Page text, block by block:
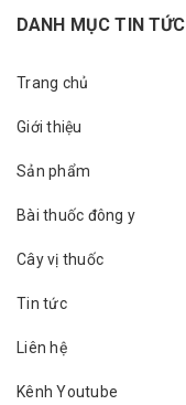
DANH MỤC TIN TỨC
Trang chủ
Giới thiệu
Sản phẩm
Bài thuốc đông y
Cây vị thuốc
Tin tức
Liên hệ
Kênh Youtube